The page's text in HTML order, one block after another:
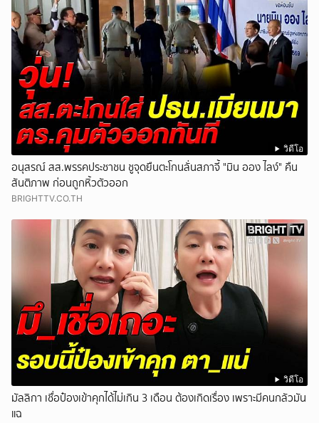
วิดีโอ
อนุสรณ์ สส.พรรคประชาชน ชูจุดยืนตะโกนลั่นสภาจี้ "มิน ออง ไลง์" คืน
สันติภาพ ก่อนถูกหิ้วตัวออก
BRIGHTTV.CO.TH
วิดีโอ
มัลลิกา เชื่อป๋องเข้าคุกได้ไม่เกิน 3 เดือน ต้องเกิดเรื่อง เพราะมีคนกลัวมัน
แฉ